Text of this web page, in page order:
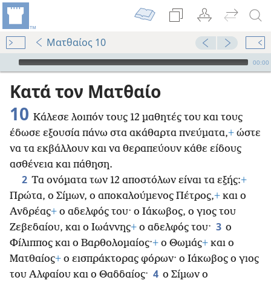
Ματθαίος 10
Audio Player
00:00
Κατά τον Ματθαίο
10 Κάλεσε λοιπόν τους 12 μαθητές του και τους
έδωσε εξουσία πάνω στα ακάθαρτα πνεύματα,+ ώστε
να τα εκβάλλουν και να θεραπεύουν κάθε είδους
ασθένεια και πάθηση.
2 Τα ονόματα των 12 αποστόλων είναι τα εξής:+
Πρώτα, ο Σίμων, ο αποκαλούμενος Πέτρος,+ και ο
Ανδρέας+ ο αδελφός του· ο Ιάκωβος, ο γιος του
Ζεβεδαίου, και ο Ιωάννης+ ο αδελφός του· 3 ο
Φίλιππος και ο Βαρθολομαίος·+ ο Θωμάς+ και ο
Ματθαίος+ ο εισπράκτορας φόρων· ο Ιάκωβος ο γιος
του Αλφαίου και ο Θαδδαίος· 4 ο Σίμων ο